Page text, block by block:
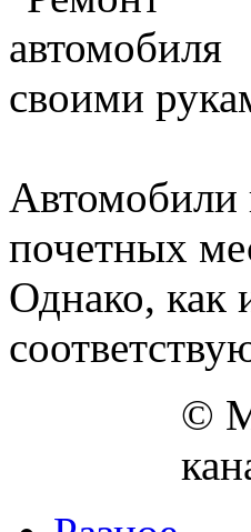
Автомобили
почетных
Однако, как
©